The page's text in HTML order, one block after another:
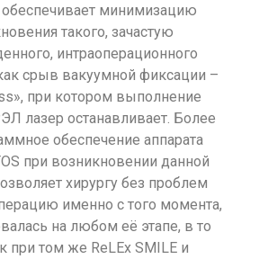
обеспечивает минимизацию
такого, зачастую
интраоперационного
срыв вакуумной фиксации –
при котором выполнение
лазер останавливает. Более
обеспечение аппарата
при возникновении данной
хирургу без проблем
именно с того момента,
на любом её этапе, в то
при том же ReLEx SMILE и